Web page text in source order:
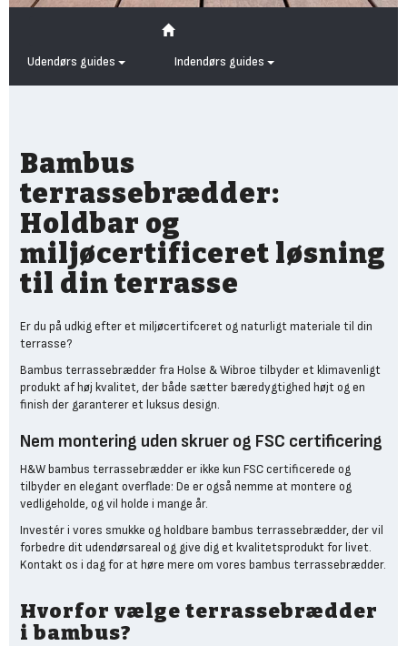
Udendørs guides Indendørs guides
Bambus
terrassebrædder:
Holdbar og
miljøcertificeret løsning
til din terrasse
Er du på udkig efter et miljøcertifceret og naturligt materiale til din
terrasse?
Bambus terrassebrædder fra Holse & Wibroe tilbyder et klimavenligt
produkt af høj kvalitet, der både sætter bæredygtighed højt og en
finish der garanterer et luksus design.
Nem montering uden skruer og FSC certificering
H&W bambus terrassebrædder er ikke kun FSC certificerede og
tilbyder en elegant overflade: De er også nemme at montere og
vedligeholde, og vil holde i mange år.
Investér i vores smukke og holdbare bambus terrassebrædder, der vil
forbedre dit udendørsareal og give dig et kvalitetsprodukt for livet.
Kontakt os i dag for at høre mere om vores bambus terrassebrædder.
Hvorfor vælge terrassebrædder
i bambus?